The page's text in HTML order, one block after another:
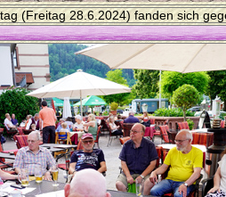
(Freitag 28.6.2024) fanden sich